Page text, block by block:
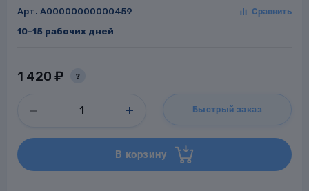
Арт. A00000000000459
10-15 рабочих дней
1 420 ₽ ?
Быстрый заказ
В корзину
стальные